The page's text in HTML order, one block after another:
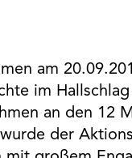
am
im
an den 12
der